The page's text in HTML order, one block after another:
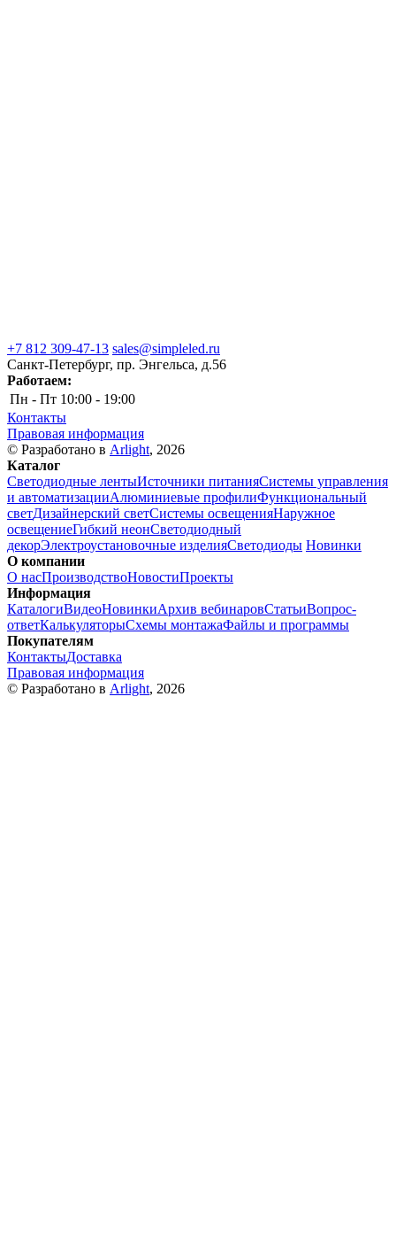
+7 812 309-47-13 sales@simpleled.ru
Санкт-Петербург, пр. Энгельса, д.56
Работаем:
Пн - Пт 10:00 - 19:00
Контакты
Правовая информация
© Разработано в Arlight, 2026
Каталог
Светодиодные лентыИсточники питанияСистемы управления
и автоматизацииАлюминиевые профилиФункциональный
светДизайнерский светСистемы освещенияНаружное
освещениеГибкий неонСветодиодный
декорЭлектроустановочные изделияСветодиоды Новинки
О компании
О насПроизводствоНовостиПроекты
Информация
КаталогиВидеоНовинкиАрхив вебинаровСтатьиВопрос-
ответКалькуляторыСхемы монтажаФайлы и программы
Покупателям
КонтактыДоставка
Правовая информация
© Разработано в Arlight, 2026